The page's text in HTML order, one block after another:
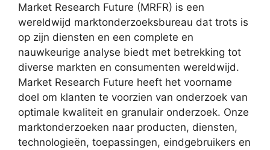
Market Research Future (MRFR) is een
wereldwijd marktonderzoeksbureau dat trots is
op zijn diensten en een complete en
nauwkeurige analyse biedt met betrekking tot
diverse markten en consumenten wereldwijd.
Market Research Future heeft het voorname
doel om klanten te voorzien van onderzoek van
optimale kwaliteit en granulair onderzoek. Onze
marktonderzoeken naar producten, diensten,
technologieën, toepassingen, eindgebruikers en